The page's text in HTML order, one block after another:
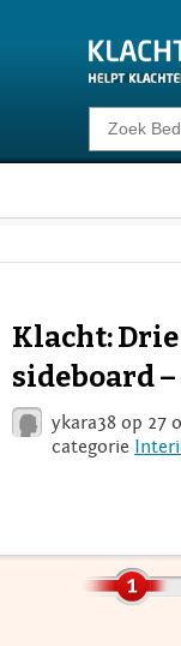
Klacht
Voor
Login
Klacht:
sideboard
ykara38 op 27
categorie